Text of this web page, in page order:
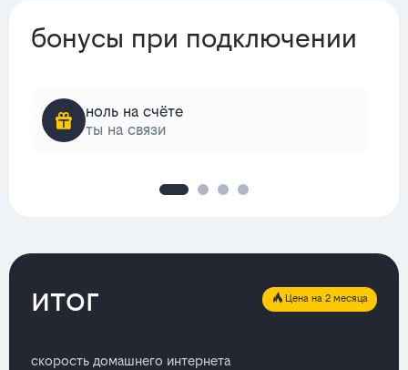
бонусы при подключении
ноль на счёте
ты на связи
итог Цена на 2 месяца
скорость домашнего интернета